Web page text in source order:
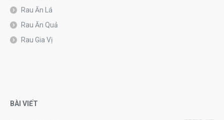
Rau Ăn Lá
Rau Ăn Quả
Rau Gia Vị
BÀI VIẾT